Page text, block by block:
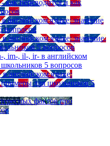
как переводится и как
английском языке: значение
вопросов
в английском языке: значение,
5 вопросов
, im-, il-, ir- в английском
5 вопросов
в английском языке:
примеры для школьников 5
фактов про